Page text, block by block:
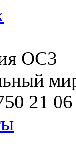
ОС3
21 06